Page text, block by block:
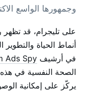
وجمهورها الواسع
على تليجرام، قد تظهر
أنماط الحياة والتطوير
في أرشيف Ads Spy
الصحة النفسية في
يركّز على إمكانية